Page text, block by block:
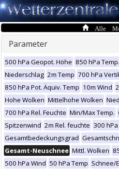
Alle
Parameter
500 hPa Geopot. Höhe 850 hPa Temp.
Niederschlag 2m Temp 700 hPa
850 hPa Pot. Äquiv. Temp 10m Wind
Hohe Wolken Mittelhohe Wolken
700 hPa Rel. Feuchte Min/Max Temp.
Spitzenwind 2m Rel. feuchte 300
Gesamtbedeckungsgrad
Gesamt-Neuschnee Mittl. Wolken
500 hPa Wind 50 hPa Temp Schnee/